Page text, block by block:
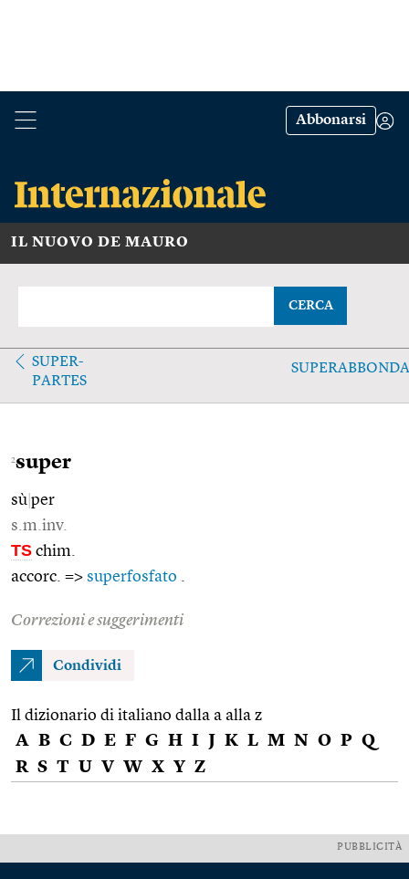
Abbonarsi
IL NUOVO DE MAURO
CERCA
SUPER-
PARTES
2super
sù per
s.m.inv.
TS chim.
accorc. => superfosfato
Correzioni e suggerimenti
Condividi
Il dizionario di italiano dalla a alla z
A B C D E F G H I J K L M N O P Q
R S T U V W X Y Z
PUBBLICITÀ